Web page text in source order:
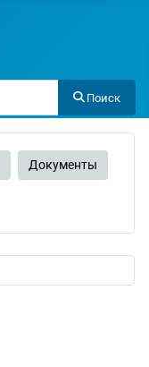
Поиск
Документы